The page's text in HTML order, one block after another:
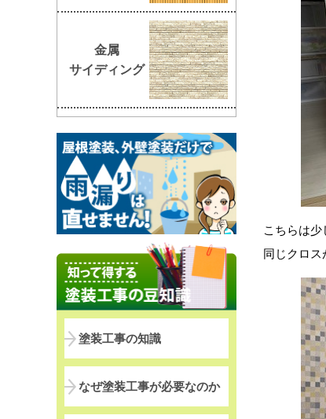
こちらは
同じクロス
金属
サイディング
塗装工事の知識
なぜ塗装工事が必要なのか